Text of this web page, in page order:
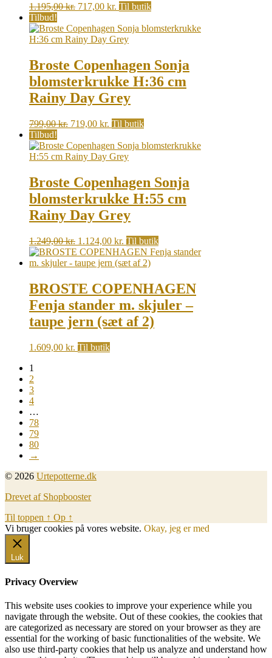
1.195,00kr. Original
was:
1.195,00 kr..
717,00 kr. Current
is:
717,00 kr..
Til butik
Tilbud!
Broste Copenhagen Sonja
blomsterkrukke H:36 cm
Rainy Day Grey
799,00kr. Original
was:
799,00 kr..
719,00 kr. Current
is:
719,00 kr..
Til butik
Tilbud!
Broste Copenhagen Sonja
blomsterkrukke H:55 cm
Rainy Day Grey
1.249,00kr. Original
price
was:
1.124,00 kr. Current
price
is:
Til butik
BROSTE COPENHAGEN
Fenja stander m. skjuler –
taupe jern (sæt af 2)
1.609,00 kr. Til butik
1
2
3
4
…
78
79
80
→
© 2026 Urtepotterne.dk
Drevet af Shopbooster
Til toppen ↑ Op ↑
Vi bruger cookies på vores website. Okay, jeg er med
Luk
Privacy Overview
This website uses cookies to improve your experience while you
navigate through the website. Out of these cookies, the cookies that
are categorized as necessary are stored on your browser as they are
essential for the working of basic functionalities of the website. We
also use third-party cookies that help us analyze and understand how